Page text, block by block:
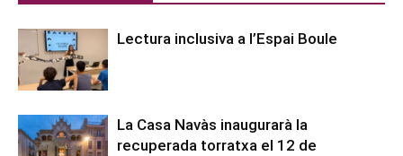
Lectura inclusiva a l’Espai Boule
La Casa Navàs inaugurarà la
recuperada torratxa el 12 de